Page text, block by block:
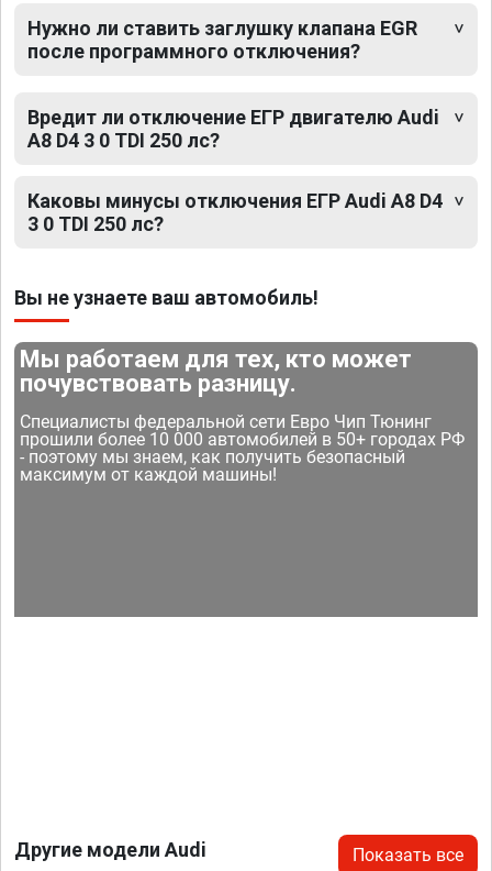
Нужно ли ставить заглушку клапана EGR
после программного отключения?
Вредит ли отключение ЕГР двигателю Audi
A8 D4 3 0 TDI 250 лс?
Каковы минусы отключения ЕГР Audi A8 D4
3 0 TDI 250 лс?
Вы не узнаете ваш автомобиль!
Мы работаем для тех, кто может
почувствовать разницу.
Специалисты федеральной сети Евро Чип Тюнинг
прошили более 10 000 автомобилей в 50+ городах РФ
- поэтому мы знаем, как получить безопасный
максимум от каждой машины!
Другие модели Audi Показать все